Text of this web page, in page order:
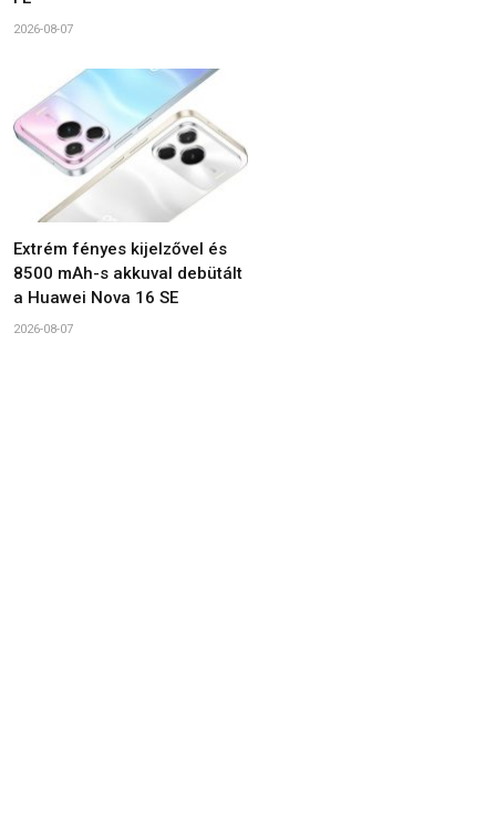
2026-08-07
Extrém fényes kijelzővel és
8500 mAh-s akkuval debütált
a Huawei Nova 16 SE
2026-08-07